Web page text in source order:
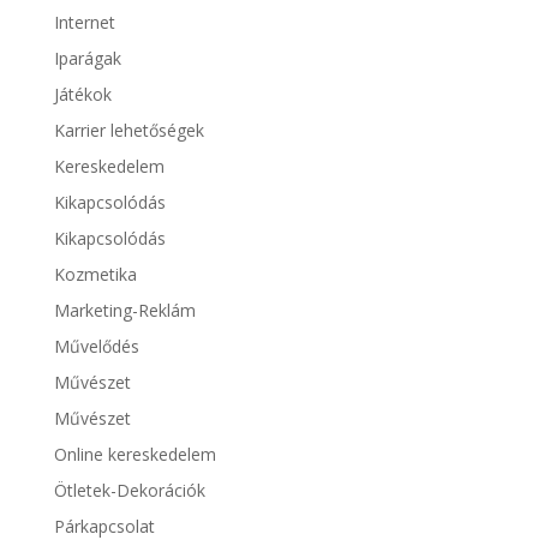
Internet
Iparágak
Játékok
Karrier lehetőségek
Kereskedelem
Kikapcsolódás
Kikapcsolódás
Kozmetika
Marketing-Reklám
Művelődés
Művészet
Művészet
Online kereskedelem
Ötletek-Dekorációk
Párkapcsolat